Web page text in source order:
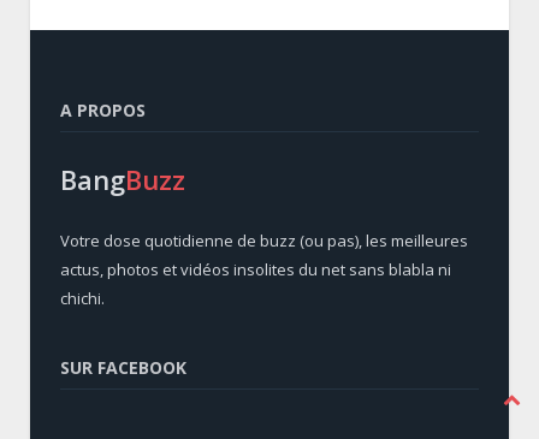
A PROPOS
BangBuzz
Votre dose quotidienne de buzz (ou pas), les meilleures
actus, photos et vidéos insolites du net sans blabla ni
chichi.
SUR FACEBOOK